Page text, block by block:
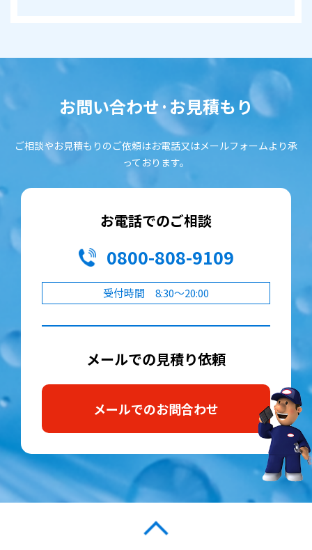
お問い合わせ·お見積もり
ご相談やお見積もりのご依頼はお電話又はメールフォームより承
っております。
お電話でのご相談
0800-808-9109
受付時間 8:30～20:00
メールでの見積り依頼
メールでのお問合わせ